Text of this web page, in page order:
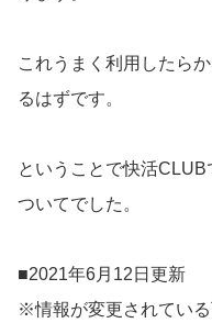
これうまく利用したら
るはずです。
ということで快活
ついてでした。
■2021年6月12日更新
※情報が変更されてい